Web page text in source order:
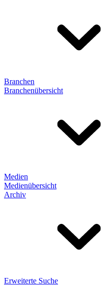
Branchen
Branchenübersicht
Medien
Medienübersicht
Archiv
Erweiterte Suche